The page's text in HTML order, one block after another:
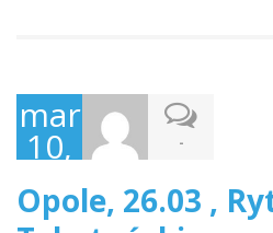
marzec
10,
2015
-
Opole, 26.03 ,